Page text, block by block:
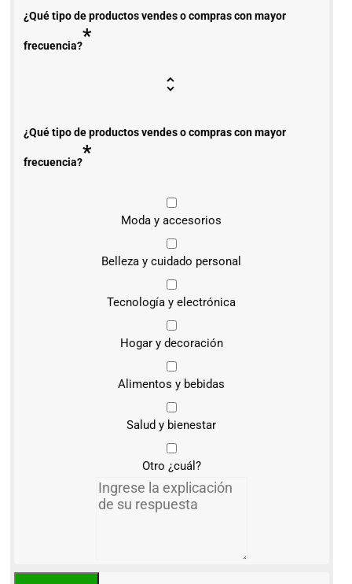
¿Qué tipo de productos vendes o compras con mayor
frecuencia?*
¿Qué tipo de productos vendes o compras con mayor
frecuencia?*
Moda y accesorios
Belleza y cuidado personal
Tecnología y electrónica
Hogar y decoración
Alimentos y bebidas
Salud y bienestar
Otro ¿cuál?